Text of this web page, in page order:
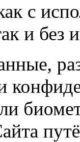
с
и без